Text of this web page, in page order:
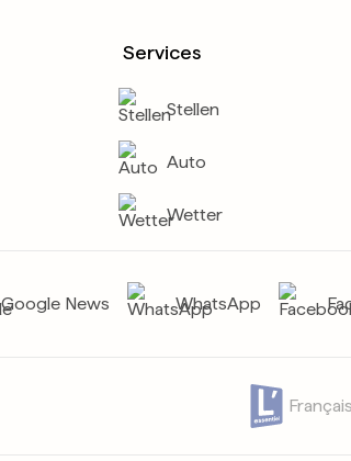
Services
Stellen
Auto
Wetter
Google News WhatsApp